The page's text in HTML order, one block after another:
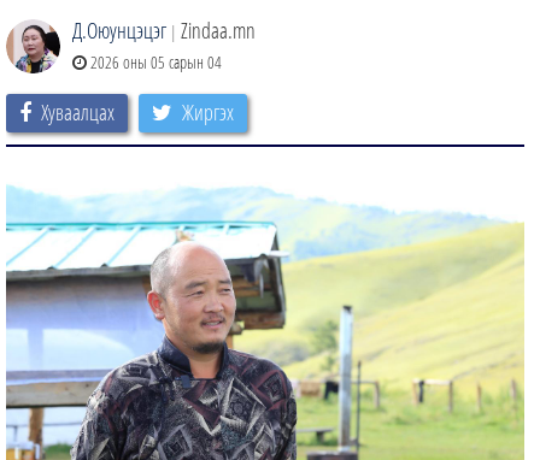
Д.Оюунцэцэг | Zindaa.mn
2026 оны 05 сарын 04
Хуваалцах Жиргэх